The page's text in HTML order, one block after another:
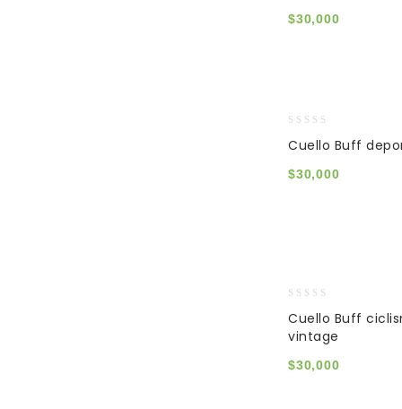
$30,000
out
of
5
Cuello Buff
$30,000
out
of
Cuello Buff
vintage
$30,000